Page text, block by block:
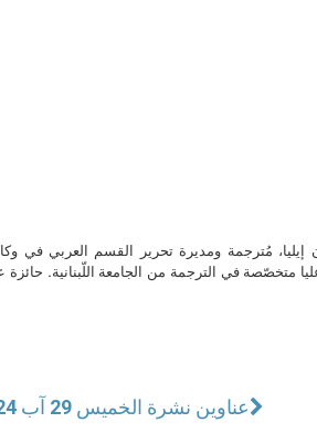
إيليا، مُترجمة ومديرة تحرير القسم العربي في
متخصّصة في الترجمة من الجامعة اللّبنانية. حائزة
عناوين نشرة الخميس 29 آب 2024: طوبى لك يا يوحنا